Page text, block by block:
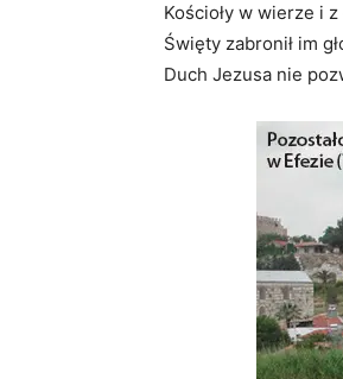
Kościoły w wierze i
Święty zabronił im
Duch Jezusa nie